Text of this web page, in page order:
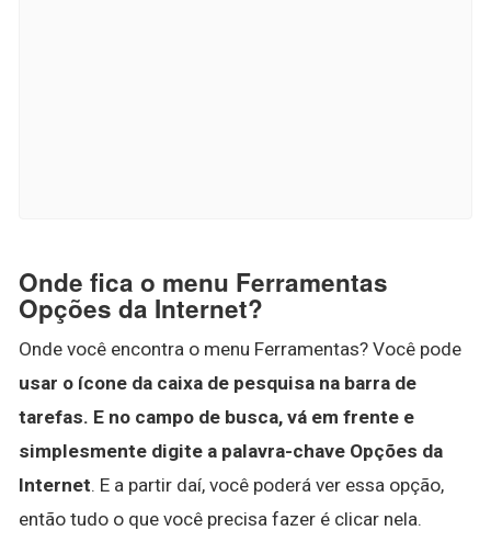
Onde fica o menu Ferramentas
Opções da Internet?
Onde você encontra o menu Ferramentas? Você pode
usar o ícone da caixa de pesquisa na barra de
tarefas. E no campo de busca, vá em frente e
simplesmente digite a palavra-chave Opções da
Internet. E a partir daí, você poderá ver essa opção,
então tudo o que você precisa fazer é clicar nela.